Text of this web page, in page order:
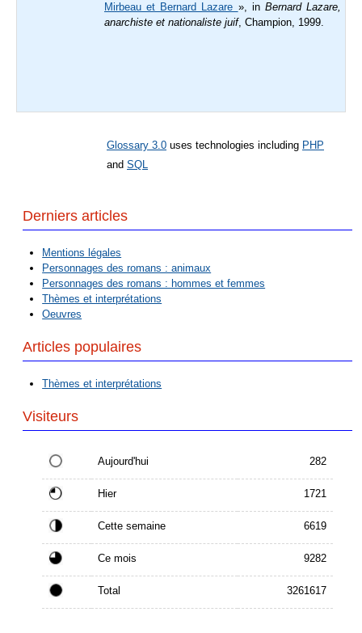
Mirbeau et Bernard Lazare », in Bernard Lazare,
anarchiste et nationaliste juif, Champion, 1999.
Glossary 3.0 uses technologies including PHP
and SQL
Derniers articles
Mentions légales
Personnages des romans : animaux
Personnages des romans : hommes et femmes
Thèmes et interprétations
Oeuvres
Articles populaires
Thèmes et interprétations
Visiteurs
Aujourd'hui 282
Hier 1721
Cette semaine 6619
Ce mois 9282
Total 3261617